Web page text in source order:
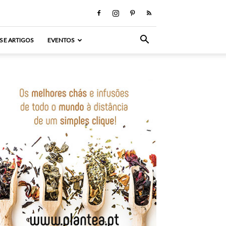
E ARTIGOS EVENTOS